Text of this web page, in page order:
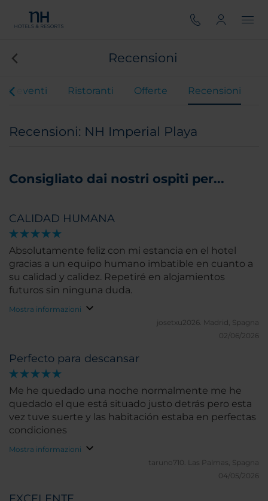
Recensioni
eventi Ristoranti Offerte Recensioni
Recensioni: NH Imperial Playa
Consigliato dai nostri ospiti per...
CALIDAD HUMANA
Absolutamente feliz con mi estancia en el hotel
gracias a un equipo humano imbatible en cuanto a
su calidad y calidez. Repetiré en alojamientos
futuros sin ninguna duda.
Mostra informazioni
josetxu2026. Madrid, Spagna
02/06/2026
Perfecto para descansar
Me he quedado una noche normalmente me he
quedado el que está situado justo detrás pero esta
vez tuve suerte y las habitación estaba en perfectas
condiciones
Mostra informazioni
taruno710. Las Palmas, Spagna
04/05/2026